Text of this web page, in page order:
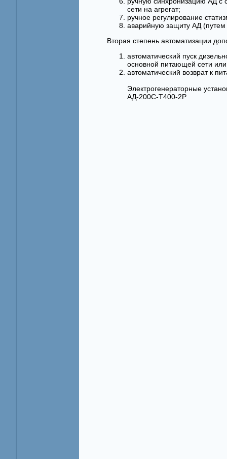
сети на агрегат;
ручное регулирование
аварийную защиту АД (путем
Вторая степень автоматизации
автоматический пуск
основной питающей сети
автоматический возврат к
Электрогенераторные
АД-200С-Т400-2Р